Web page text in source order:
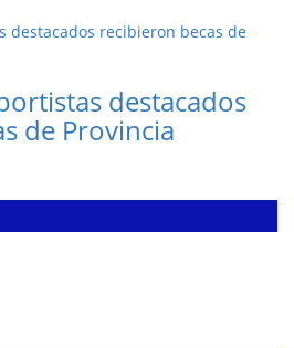
destacados
de Provincia